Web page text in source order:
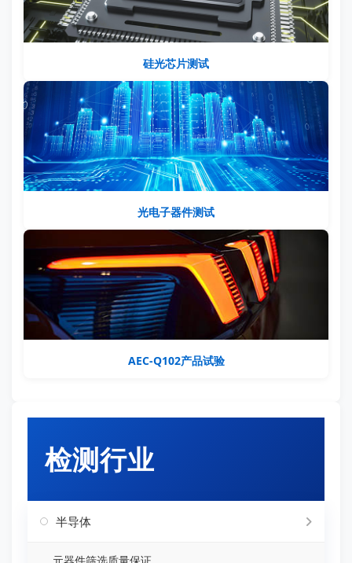
硅光芯片测试
光电子器件测试
AEC-Q102产品试验
检测行业
半导体